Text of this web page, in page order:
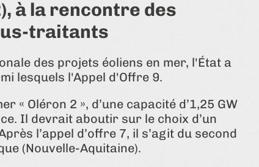
à la rencontre des
traitants
des projets éoliens en mer, l'État a
lesquels l'Appel d'Offre 9.
« Oléron 2 », d’une capacité d’1,25 GW
Il devrait aboutir sur le choix d’un
l’appel d’offre 7, il s’agit du second
(Nouvelle-Aquitaine).